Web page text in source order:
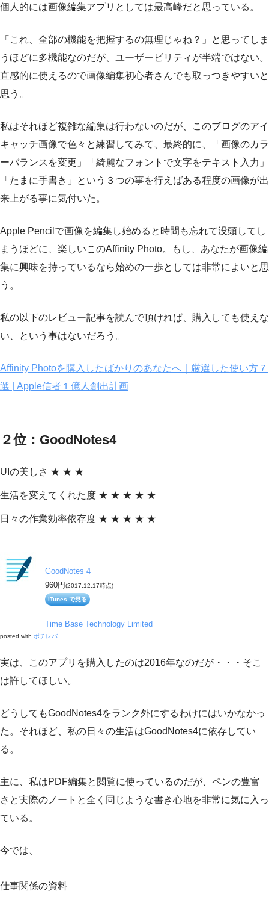
個人的には画像編集アプリとしては最高峰だと思っている。
「これ、全部の機能を把握するの無理じゃね？」と思ってしま
うほどに多機能なのだが、ユーザービリティが半端ではない。
直感的に使えるので画像編集初心者さんでも取っつきやすいと
思う。
私はそれほど複雑な編集は行わないのだが、このブログのアイ
キャッチ画像で色々と練習してみて、最終的に、「画像のカラ
ーバランスを変更」「綺麗なフォントで文字をテキスト入力」
「たまに手書き」という３つの事を行えばある程度の画像が出
来上がる事に気付いた。
Apple Pencilで画像を編集し始めると時間も忘れて没頭してし
まうほどに、楽しいこのAffinity Photo。もし、あなたが画像編
集に興味を持っているなら始めの一歩としては非常によいと思
う。
私の以下のレビュー記事を読んで頂ければ、購入しても使えな
い、という事はないだろう。
Affinity Photoを購入したばかりのあなたへ｜厳選した使い方７
選 | Apple信者１億人創出計画
２位：GoodNotes4
UIの美しさ ★ ★ ★
生活を変えてくれた度 ★ ★ ★ ★ ★
日々の作業効率依存度 ★ ★ ★ ★ ★
GoodNotes 4
960円(2017.12.17時点)
iTunes で見る
Time Base Technology Limited
posted with ポチレバ
実は、このアプリを購入したのは2016年なのだが・・・そこ
は許してほしい。
どうしてもGoodNotes4をランク外にするわけにはいかなかっ
た。それほど、私の日々の生活はGoodNotes4に依存してい
る。
主に、私はPDF編集と閲覧に使っているのだが、ペンの豊富
さと実際のノートと全く同じような書き心地を非常に気に入っ
ている。
今では、
仕事関係の資料